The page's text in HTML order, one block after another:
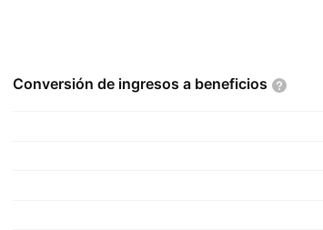
Conversión de ingresos a beneficios